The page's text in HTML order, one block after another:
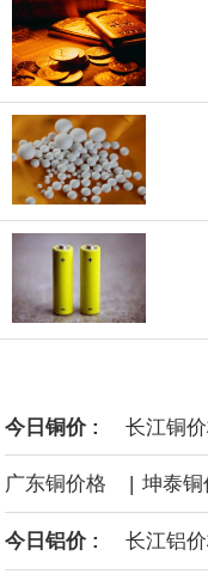
瑞士7月季调后
季调失业率 3%
商品期货收盘
涨2.64%，镍
沙特下调了对
缓解霍尔木兹
危及了经由红
格。
美国国会预算
的海军全新核
今日铜价 : 长江铜
广东铜价格 | 坤泰铜
今日铝价 : 长江铝